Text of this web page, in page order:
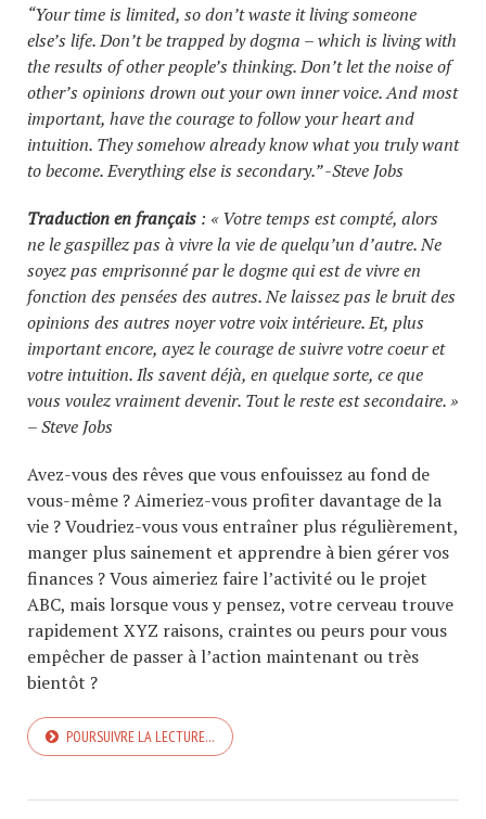
“Your time is limited, so don’t waste it living someone
else’s life. Don’t be trapped by dogma – which is living with
the results of other people’s thinking. Don’t let the noise of
other’s opinions drown out your own inner voice. And most
important, have the courage to follow your heart and
intuition. They somehow already know what you truly want
to become. Everything else is secondary.” -Steve Jobs
Traduction en français : « Votre temps est compté, alors
ne le gaspillez pas à vivre la vie de quelqu’un d’autre. Ne
soyez pas emprisonné par le dogme qui est de vivre en
fonction des pensées des autres. Ne laissez pas le bruit des
opinions des autres noyer votre voix intérieure. Et, plus
important encore, ayez le courage de suivre votre coeur et
votre intuition. Ils savent déjà, en quelque sorte, ce que
vous voulez vraiment devenir. Tout le reste est secondaire. »
– Steve Jobs
Avez-vous des rêves que vous enfouissez au fond de
vous-même ? Aimeriez-vous profiter davantage de la
vie ? Voudriez-vous vous entraîner plus régulièrement,
manger plus sainement et apprendre à bien gérer vos
finances ? Vous aimeriez faire l’activité ou le projet
ABC, mais lorsque vous y pensez, votre cerveau trouve
rapidement XYZ raisons, craintes ou peurs pour vous
empêcher de passer à l’action maintenant ou très
bientôt ?
POURSUIVRE LA LECTURE…